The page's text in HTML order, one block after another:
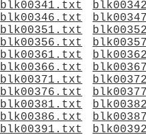
blk00341.txt
blk00346.txt
blk00351.txt
blk00356.txt
blk00361.txt
blk00366.txt
blk00371.txt
blk00376.txt
blk00381.txt
blk00386.txt
blk00391.txt